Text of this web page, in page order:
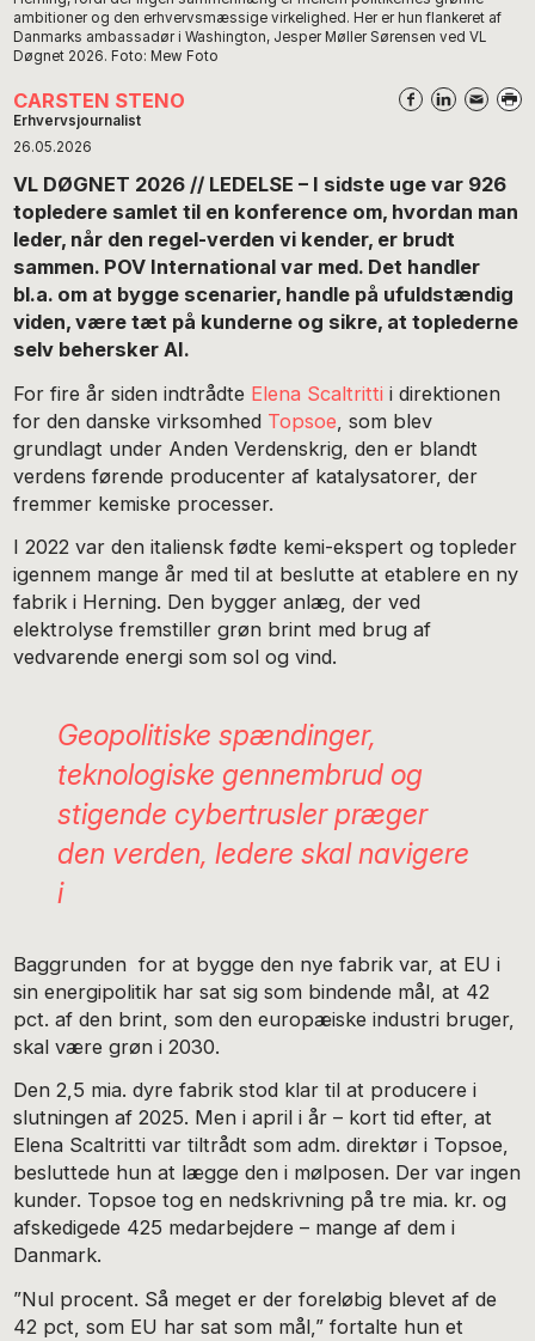
ambitioner og den erhvervsmæssige virkelighed. Her er hun flankeret af
Danmarks ambassadør i Washington, Jesper Møller Sørensen ved VL
Døgnet 2026. Foto: Mew Foto
CARSTEN STENO
Erhvervsjournalist
26.05.2026
VL DØGNET 2026 // LEDELSE – I sidste uge var 926
topledere samlet til en konference om, hvordan man
leder, når den regel-verden vi kender, er brudt
sammen. POV International var med. Det handler
bl.a. om at bygge scenarier, handle på ufuldstændig
viden, være tæt på kunderne og sikre, at toplederne
selv behersker AI.
For fire år siden indtrådte Elena Scaltrittii direktionen
for den danske virksomhed Topsoe , som blev
grundlagt under Anden Verdenskrig, den er blandt
verdens førende producenter af katalysatorer, der
fremmer kemiske processer.
I 2022 var den italiensk fødte kemi-ekspert og topleder
igennem mange år med til at beslutte at etablere en ny
fabrik i Herning. Den bygger anlæg, der ved
elektrolyse fremstiller grøn brint med brug af
vedvarende energi som sol og vind.
Geopolitiske spændinger,
teknologiske gennembrud og
stigende cybertrusler præger
den verden, ledere skal navigere
i
Baggrunden for at bygge den nye fabrik var, at EU i
sin energipolitik har sat sig som bindende mål, at 42
pct. af den brint, som den europæiske industri bruger,
skal være grøn i 2030.
Den 2,5 mia. dyre fabrik stod klar til at producere i
slutningen af 2025. Men i april i år – kort tid efter, at
Elena Scaltritti var tiltrådt som adm. direktør i Topsoe,
besluttede hun at lægge den i mølposen. Der var ingen
kunder. Topsoe tog en nedskrivning på tre mia. kr. og
afskedigede 425 medarbejdere – mange af dem i
Danmark.
”Nul procent. Så meget er der foreløbig blevet af de
42 pct, som EU har sat som mål,” fortalte hun et